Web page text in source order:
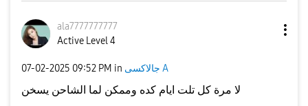
ala7777777777
Active Level 4
‎07-02-2025 09:52 PM in جالاكسى A
لا مرة كل تلت ايام كده وممكن لما الشاحن يسخن